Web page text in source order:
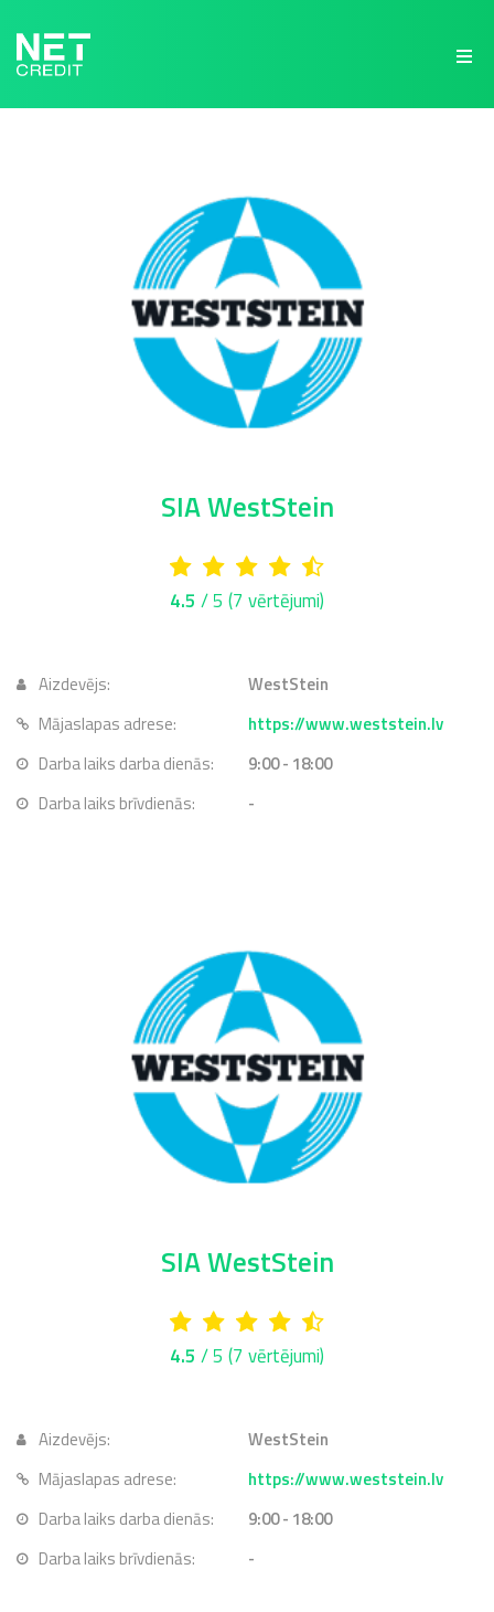
NetCredit.lv
SIA WestStein
4.5 / 5 (7 vērtējumi)
Aizdevējs:
WestStein
Mājaslapas adrese:
https://www.weststein.lv
Darba laiks darba dienās:
9:00 - 18:00
Darba laiks brīvdienās:
-
SIA WestStein
4.5 / 5 (7 vērtējumi)
Aizdevējs:
WestStein
Mājaslapas adrese:
https://www.weststein.lv
Darba laiks darba dienās:
9:00 - 18:00
Darba laiks brīvdienās:
-